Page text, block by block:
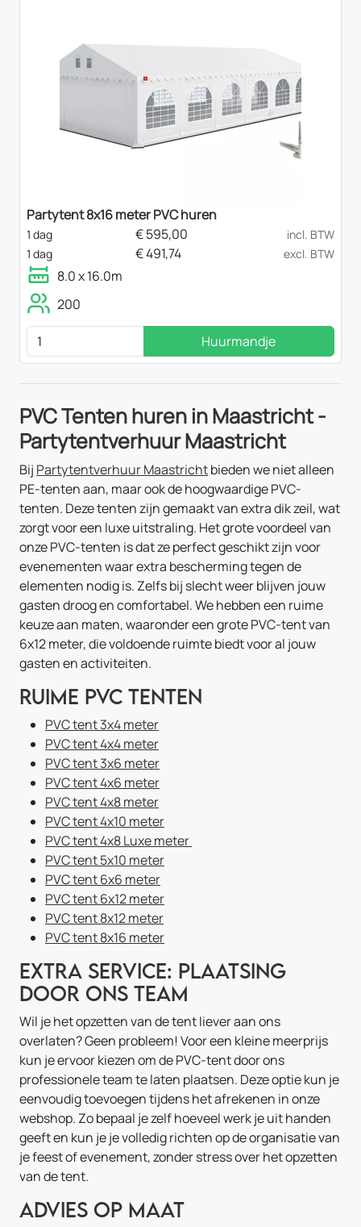
Partytent 8x16 meter PVC huren
1 dag €595,00
incl. BTW
1 dag
€491,74 excl. BTW
8.0 x 16.0m
200
Huurmandje
PVC Tenten huren in Maastricht -
Partytentverhuur Maastricht
Bij Partytentverhuur Maastrichtbieden we niet alleen
PE-tenten aan, maar ook de hoogwaardige PVC-
tenten. Deze tenten zijn gemaakt van extra dik zeil, wat
zorgt voor een luxe uitstraling. Het grote voordeel van
onze PVC-tenten is dat ze perfect geschikt zijn voor
evenementen waar extra bescherming tegen de
elementen nodig is. Zelfs bij slecht weer blijven jouw
gasten droog en comfortabel. We hebben een ruime
keuze aan maten, waaronder een grote PVC-tent van
6x12 meter, die voldoende ruimte biedt voor al jouw
gasten en activiteiten.
Ruime PVC tenten
PVC tent 3x4 meter
PVC tent 4x4 meter
PVC tent 3x6 meter
PVC tent 4x6 meter
PVC tent 4x8 meter
PVC tent 4x10 meter
PVC tent 4x8 Luxe meter
PVC tent 5x10 meter
PVC tent 6x6 meter
PVC tent 6x12 meter
PVC tent 8x12 meter
PVC tent 8x16 meter
Extra service: Plaatsing
door ons team
Wil je het opzetten van de tent liever aan ons
overlaten? Geen probleem! Voor een kleine meerprijs
kun je ervoor kiezen om de PVC-tent door ons
professionele team te laten plaatsen. Deze optie kun je
eenvoudig toevoegen tijdens het afrekenen in onze
webshop. Zo bepaal je zelf hoeveel werk je uit handen
geeft en kun je je volledig richten op de organisatie van
je feest of evenement, zonder stress over het opzetten
van de tent.
Advies op maat